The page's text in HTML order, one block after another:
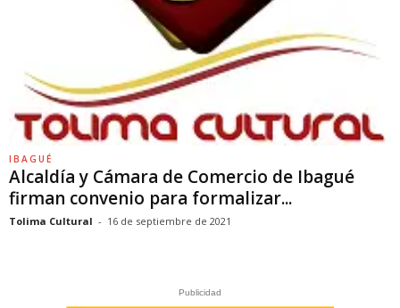
IBAGUÉ
Alcaldía y Cámara de Comercio de Ibagué
firman convenio para formalizar...
Tolima Cultural - 16 de septiembre de 2021
Publicidad